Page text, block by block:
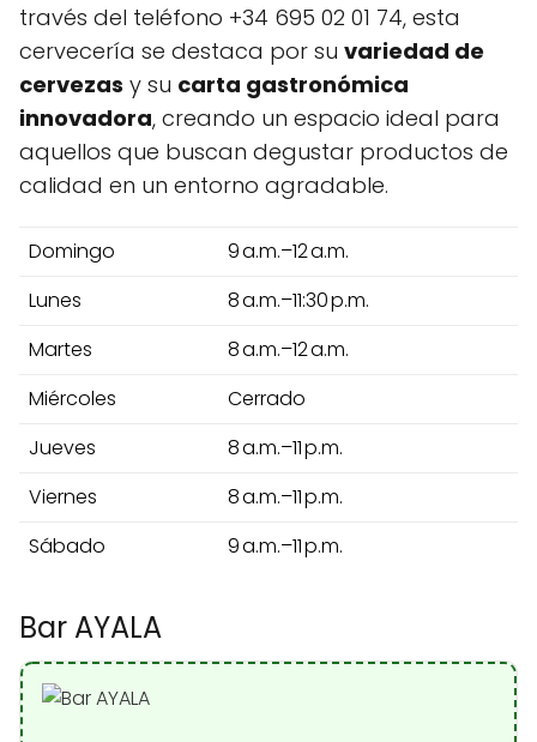
través del teléfono +34 695 02 01 74, esta
cervecería se destaca por su variedad de
cervezas y su carta gastronómica
innovadora, creando un espacio ideal para
aquellos que buscan degustar productos de
calidad en un entorno agradable.
Domingo
9 a.m.–12 a.m.
Lunes
8 a.m.–11:30 p.m.
Martes
8 a.m.–12 a.m.
Miércoles
Cerrado
Jueves
8 a.m.–11 p.m.
Viernes
8 a.m.–11 p.m.
Sábado
9 a.m.–11 p.m.
Bar AYALA